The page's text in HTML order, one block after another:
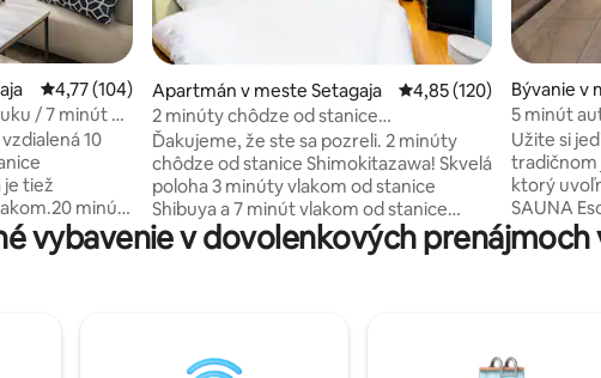
Priemerné ohodnotenie 4,77 z 5, počet hodnotení: 104
4,77 (104)
/ 7 minút od
chôdze od
/ semi-
10
je tiež
minút
mimoriadne
typ
Apartmán v meste Setagaja Priemerné ohodnotenie
4,85 (120)
2 minúty chôdze od stanice
Shimokitazawa! Šindžuku 7 minút, Šibuja
3 minúty! Relaxačná izba s 2 manželskými
posteľami
Ďakujeme, že ste sa pozreli. 2 minúty
chôdze od stanice Shimokitazawa! Skvelá
poloha 3 minúty vlakom od stanice
Shibuya a 7 minút vlakom od stanice
Šindžuku! Priestranná 30 ㎡ štúdiová
prírodná degustačná miestnosť.Balkón
mesto v srdci kultúry mládeže.V blízkosti
Bývanie v
5 minút
sauna,
/ Wi-Fi /
Hanedy
Užite si
tradičnom
ktorý uvoľní
SAUNA
približne
Shibuya a
vznikol
vybavenie v dovolenkových